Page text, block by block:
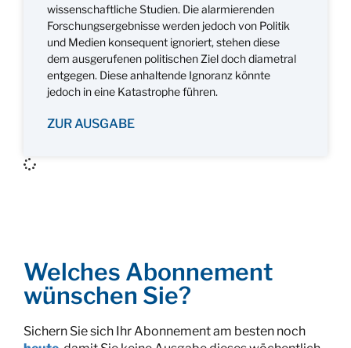
wissenschaftliche Studien. Die alarmierenden
Forschungsergebnisse werden jedoch von Politik
und Medien konsequent ignoriert, stehen diese
dem ausgerufenen politischen Ziel doch diametral
entgegen. Diese anhaltende Ignoranz könnte
jedoch in eine Katastrophe führen.
ZUR AUSGABE
Welches Abonnement
wünschen Sie?
Sichern Sie sich Ihr Abonnement am besten noch